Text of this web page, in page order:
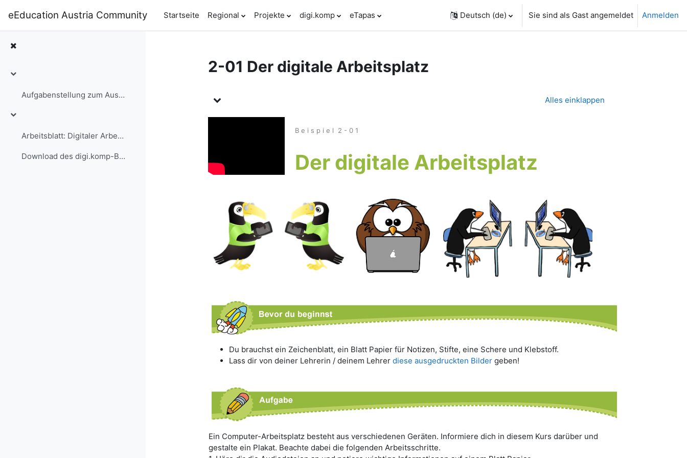
eEducation Austria Community Startseite Regional Projekte digi.komp eTapas Deutsch ‎(de)‎ Sie sind als Gast angemeldet Anmelden
Aufgabenstellung zum Ausdrucken
Arbeitsblatt: Digitaler Arbeitsplatz
Download des digi.komp-Beispiels als Moodle-Kurssicherung
2-01 Der digitale Arbeitsplatz
Alles einklappen
B e i s p i e l 2 - 0 1
Der digitale Arbeitsplatz
Du brauchst ein Zeichenblatt, ein Blatt Papier für Notizen, Stifte, eine Schere und Klebstoff.
Lass dir von deiner Lehrerin / deinem Lehrer diese ausgedruckten Bildergeben!
Ein Computer-Arbeitsplatz besteht aus verschiedenen Geräten. Informiere dich in diesem Kurs darüber und
gestalte ein Plakat. Beachte dabei die folgenden Arbeitsschritte.